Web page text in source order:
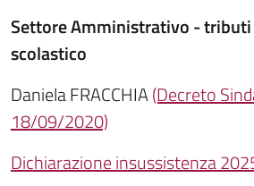
Settore Amministrativo -
scolastico
Daniela FRACCHIA(Decreto
18/09/2020)
Dichiarazione insussistenza